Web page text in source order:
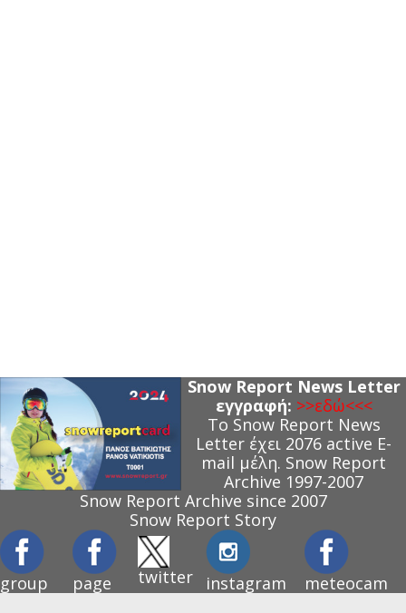
Snow Report News Letter
εγγραφή: >>εδώ<<<
Το Snow Report News
Letter έχει 2076 active E-
mail μέλη. Snow Report
Archive 1997-2007
Snow Report Archive since 2007
Snow Report Story
group page twitter instagram
meteocam